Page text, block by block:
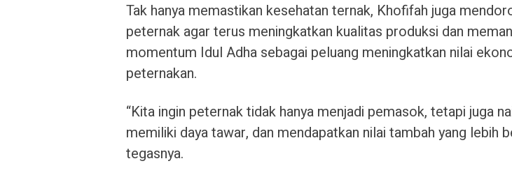
Tak hanya memastikan kesehatan ternak, Khofifah juga
peternak agar terus meningkatkan kualitas produksi dan
momentum Idul Adha sebagai peluang meningkatkan nilai
peternakan.
“Kita ingin peternak tidak hanya menjadi pemasok, tetapi juga
memiliki daya tawar, dan mendapatkan nilai tambah yang lebih
tegasnya.